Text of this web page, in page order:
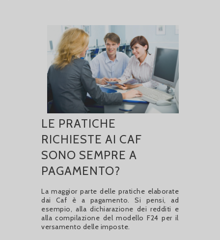
LE PRATICHE
RICHIESTE AI CAF
SONO SEMPRE A
PAGAMENTO?
La maggior parte delle pratiche elaborate
dai Caf è a pagamento. Si pensi, ad
esempio, alla dichiarazione dei redditi e
alla compilazione del modello F24 per il
versamento delle imposte.